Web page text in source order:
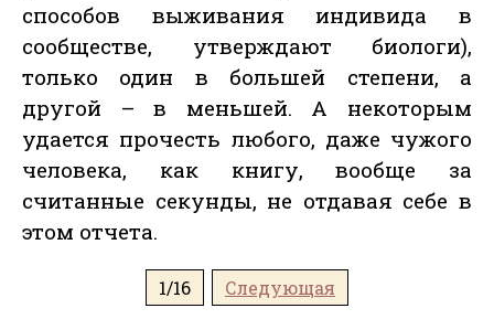
способов выживания индивида в
сообществе, утверждают биологи),
только один в большей степени, а
другой – в меньшей. А некоторым
удается прочесть любого, даже чужого
человека, как книгу, вообще за
считанные секунды, не отдавая себе в
этом отчета.
1/16 Следующая